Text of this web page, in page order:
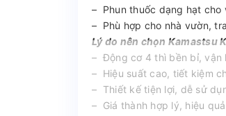
– Phun thuốc dạng hạt cho
– Phù hợp cho nhà vườn,
Lý do nên chọn Kamastsu
– Động cơ 4 thì bền bỉ, vận
– Hiệu suất cao, tiết kiệm
– Thiết kế tiện lợi, dễ sử
– Giá thành hợp lý, hiệu